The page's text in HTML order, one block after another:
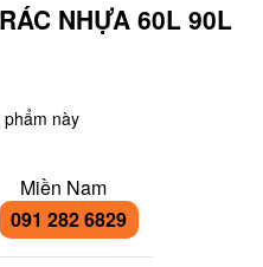
NHỰA 60L 90L
này
Miền Nam
091 282 6829